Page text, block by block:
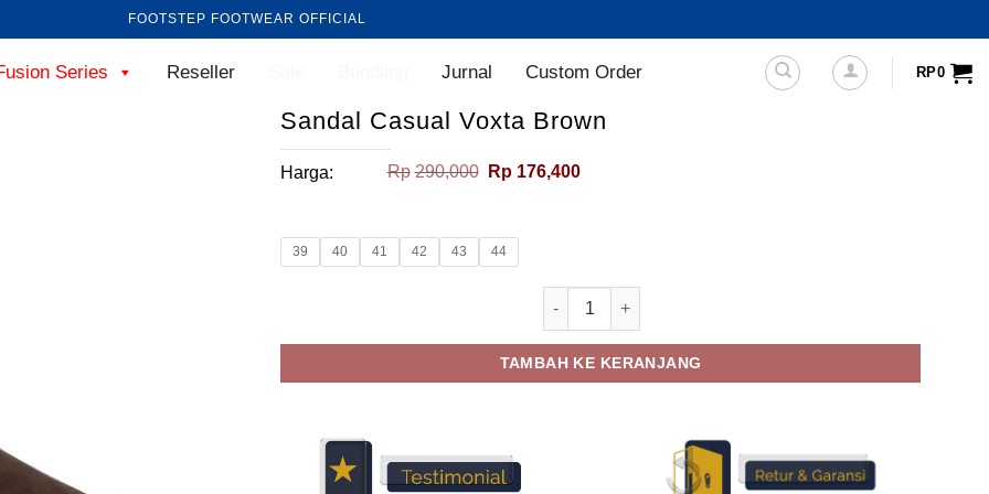
FOOTSTEP FOOTWEAR OFFICIAL
Series Reseller Jurnal Custom Order RP0
Sandal Casual Voxta Brown
Harga: Rp 290,000 Harga
Rp 176,400Harga
39 40 41 42 43 44
Kuantitas Sandal Casual Voxta Brown
TAMBAH KE KERANJANG